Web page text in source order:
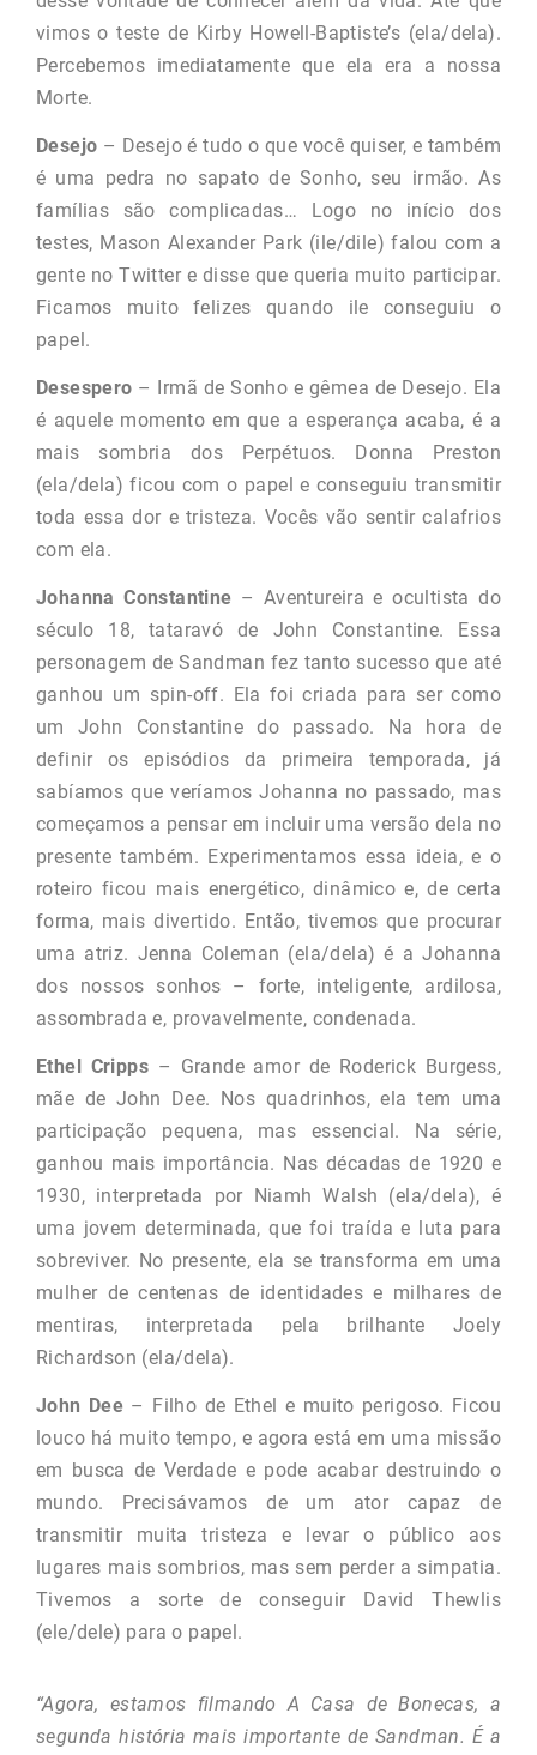
vimos o teste de Kirby Howell-Baptiste’s (ela/dela).
Percebemos imediatamente que ela era a nossa
Morte.
Desejo – Desejo é tudo o que você quiser, e também
é uma pedra no sapato de Sonho, seu irmão. As
famílias são complicadas… Logo no início dos
testes, Mason Alexander Park (ile/dile) falou com a
gente no Twitter e disse que queria muito participar.
Ficamos muito felizes quando ile conseguiu o
papel.
Desespero – Irmã de Sonho e gêmea de Desejo. Ela
é aquele momento em que a esperança acaba, é a
mais sombria dos Perpétuos. Donna Preston
(ela/dela) ficou com o papel e conseguiu transmitir
toda essa dor e tristeza. Vocês vão sentir calafrios
com ela.
Johanna Constantine – Aventureira e ocultista do
século 18, tataravó de John Constantine. Essa
personagem de Sandman fez tanto sucesso que até
ganhou um spin-off. Ela foi criada para ser como
um John Constantine do passado. Na hora de
definir os episódios da primeira temporada, já
sabíamos que veríamos Johanna no passado, mas
começamos a pensar em incluir uma versão dela no
presente também. Experimentamos essa ideia, e o
roteiro ficou mais energético, dinâmico e, de certa
forma, mais divertido. Então, tivemos que procurar
uma atriz. Jenna Coleman (ela/dela) é a Johanna
dos nossos sonhos – forte, inteligente, ardilosa,
assombrada e, provavelmente, condenada.
Ethel Cripps– Grande amor de Roderick Burgess,
mãe de John Dee. Nos quadrinhos, ela tem uma
participação pequena, mas essencial. Na série,
ganhou mais importância. Nas décadas de 1920 e
1930, interpretada por Niamh Walsh (ela/dela), é
uma jovem determinada, que foi traída e luta para
sobreviver. No presente, ela se transforma em uma
mulher de centenas de identidades e milhares de
mentiras, interpretada pela brilhante Joely
Richardson (ela/dela).
John Dee – Filho de Ethel e muito perigoso. Ficou
louco há muito tempo, e agora está em uma missão
em busca de Verdade e pode acabar destruindo o
mundo. Precisávamos de um ator capaz de
transmitir muita tristeza e levar o público aos
lugares mais sombrios, mas sem perder a simpatia.
Tivemos a sorte de conseguir David Thewlis
(ele/dele) para o papel.
“Agora, estamos filmando A Casa de Bonecas, a
segunda história mais importante de Sandman. É a